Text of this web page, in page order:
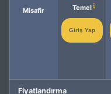
Misafir Temel
Giriş Yap
Fiyatlandırma